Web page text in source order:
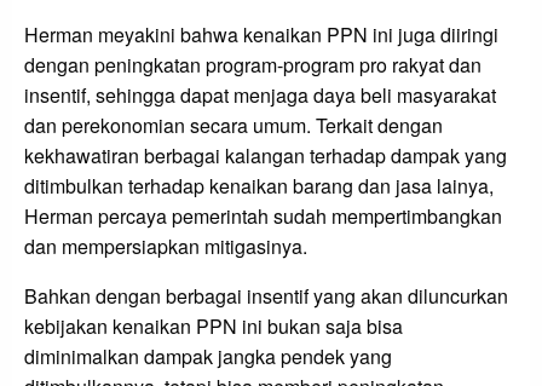
Herman meyakini bahwa kenaikan PPN ini juga diiringi
dengan peningkatan program-program pro rakyat dan
insentif, sehingga dapat menjaga daya beli masyarakat
dan perekonomian secara umum. Terkait dengan
kekhawatiran berbagai kalangan terhadap dampak yang
ditimbulkan terhadap kenaikan barang dan jasa lainya,
Herman percaya pemerintah sudah mempertimbangkan
dan mempersiapkan mitigasinya.
Bahkan dengan berbagai insentif yang akan diluncurkan
kebijakan kenaikan PPN ini bukan saja bisa
diminimalkan dampak jangka pendek yang